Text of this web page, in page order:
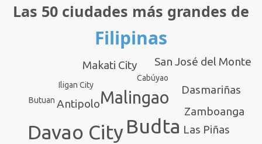
Las 50 ciudades más grandes de
Filipinas
Budta
Davao City
Malingao
Las Piñas
Antipolo
Makati City
Zamboanga
Dasmariñas
San José del Monte
Iligan City
Butuan
Cabúyao